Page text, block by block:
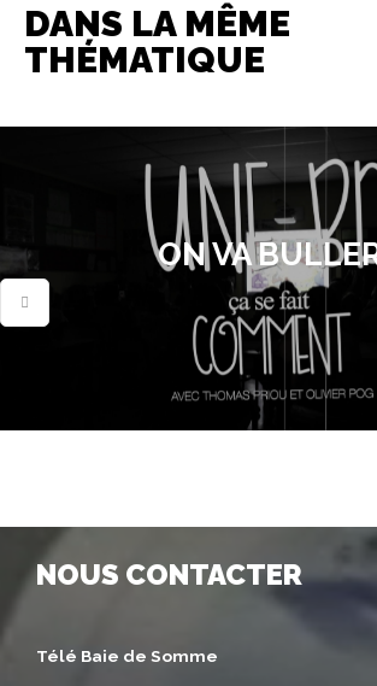
DANS LA MÊME
THÉMATIQUE
ON VA
NOUS CONTACTER
Télé Baie de Somme